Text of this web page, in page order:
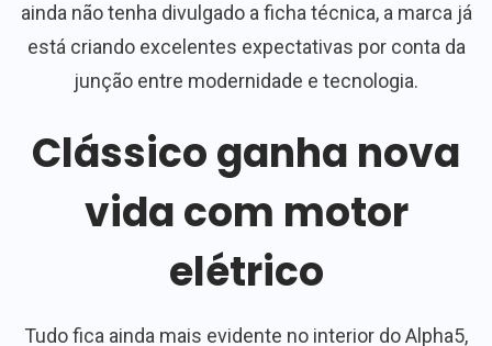
ainda não tenha divulgado a ficha técnica, a marca já
está criando excelentes expectativas por conta da
junção entre modernidade e tecnologia.
Clássico ganha nova
vida com motor
elétrico
Tudo fica ainda mais evidente no interior do Alpha5,